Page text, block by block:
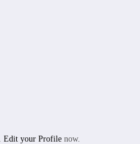
Edit your Profile now.